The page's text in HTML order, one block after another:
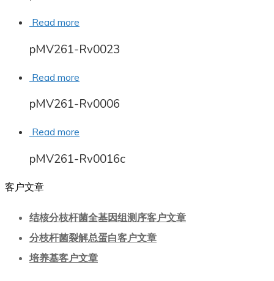
Read more
pMV261-Rv0023
Read more
pMV261-Rv0006
Read more
pMV261-Rv0016c
客户文章
结核分枝杆菌全基因组测序客户文章
分枝杆菌裂解总蛋白客户文章
培养基客户文章